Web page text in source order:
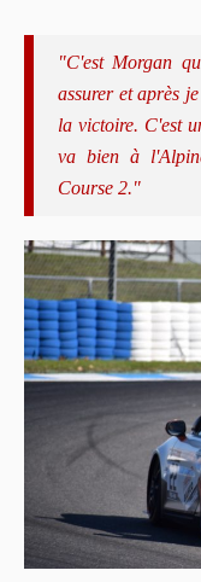
"C'est Morgan
assurer et après
la victoire. C'est
va bien à
Course 2."